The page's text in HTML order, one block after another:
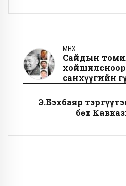
ӨМНӨХ
Сайдын
санхүүгийн
Э.Бэхбаяр
бөх